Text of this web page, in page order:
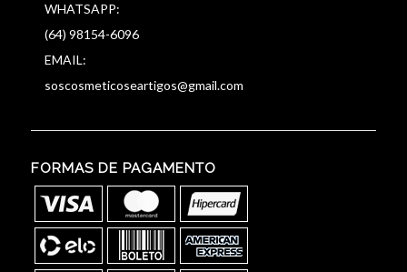
WHATSAPP:
(64) 98154-6096
EMAIL:
soscosmeticoseartigos@gmail.com
FORMAS DE PAGAMENTO